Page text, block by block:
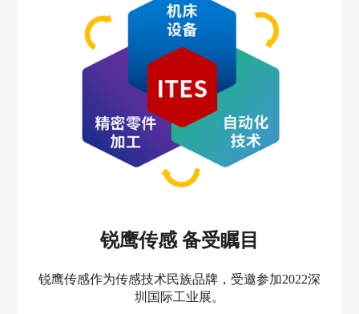
锐鹰传感 备受瞩目
锐鹰传感作为传感技术民族品牌，受邀参加2022深
圳国际工业展。